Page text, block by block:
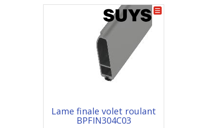
Lame finale volet roulant
BPFIN304C03